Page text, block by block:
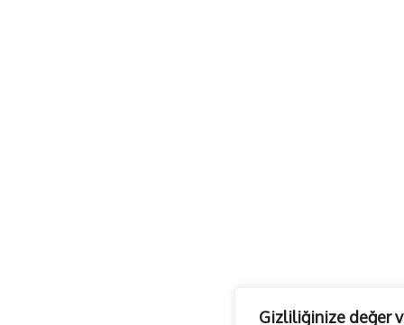
Gizliliğinize değer